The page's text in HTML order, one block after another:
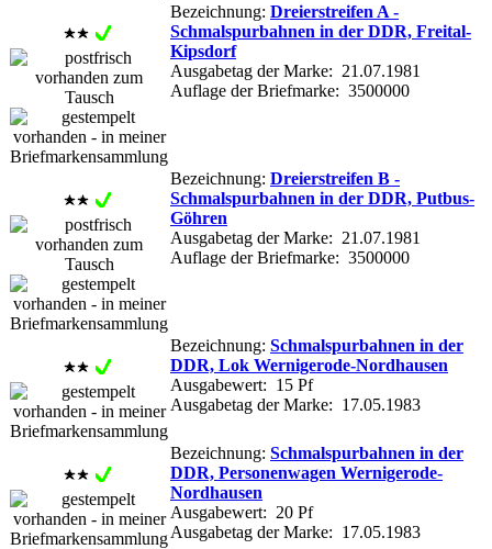
Bezeichnung: Dreierstreifen A -
Schmalspurbahnen in der DDR, Freital-
Kipsdorf
Ausgabetag der Marke: 21.07.1981
Auflage der Briefmarke: 3500000
Bezeichnung: Dreierstreifen B -
Schmalspurbahnen in der DDR, Putbus-
Göhren
Ausgabetag der Marke: 21.07.1981
Auflage der Briefmarke: 3500000
Bezeichnung: Schmalspurbahnen in der
DDR, Lok Wernigerode-Nordhausen
Ausgabewert: 15 Pf
Ausgabetag der Marke: 17.05.1983
Bezeichnung: Schmalspurbahnen in der
DDR, Personenwagen Wernigerode-
Nordhausen
Ausgabewert: 20 Pf
Ausgabetag der Marke: 17.05.1983